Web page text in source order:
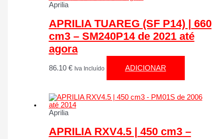
Aprilia
APRILIA TUAREG (SF P14) | 660
cm3 – SM240P14 de 2021 até
agora
86.10 € Iva Incluído ADICIONAR
Aprilia
APRILIA RXV4.5 | 450 cm3 –